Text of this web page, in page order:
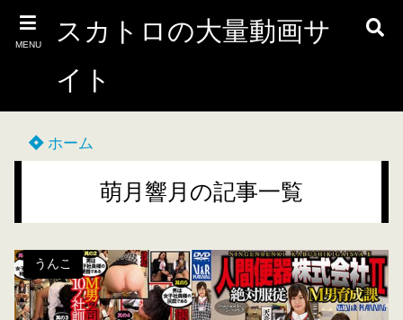
MENU
スカトロの大量動画サ
イト
ホーム
萌月響月の記事一覧
うんこ